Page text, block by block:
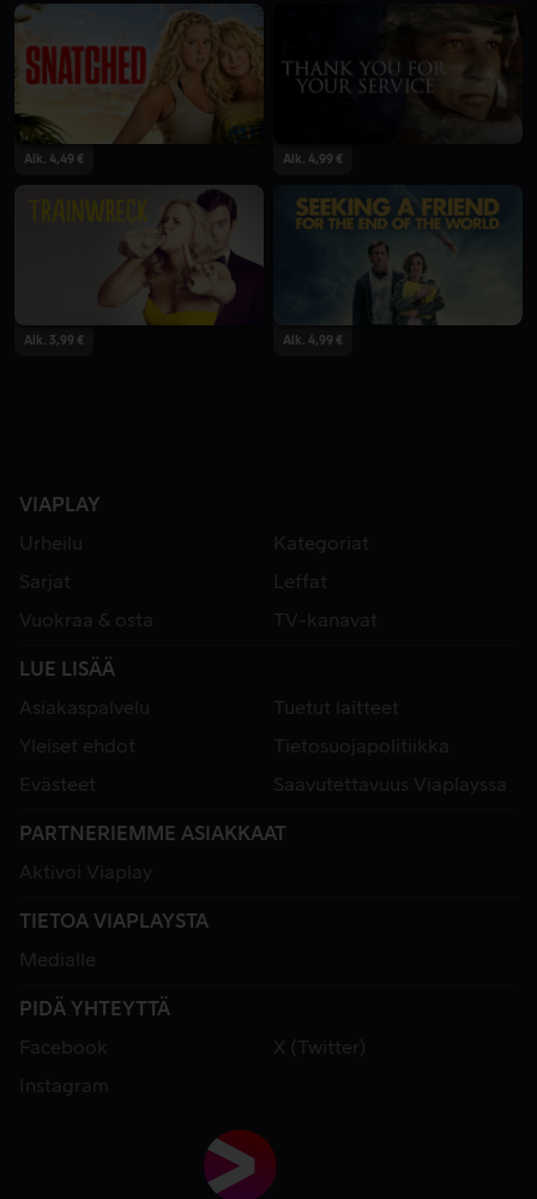
Alk. 4,49 € Alk. 4,99 €
Alk. 3,99 € Alk. 4,99 €
VIAPLAY
Urheilu
Kategoriat
Sarjat
Leffat
Vuokraa & osta
TV-kanavat
LUE LISÄÄ
Asiakaspalvelu
Tuetut laitteet
Yleiset ehdot
Tietosuojapolitiikka
Evästeet
Saavutettavuus Viaplayssa
PARTNERIEMME ASIAKKAAT
Aktivoi Viaplay
TIETOA VIAPLAYSTA
Medialle
PIDÄ YHTEYTTÄ
Facebook
X (Twitter)
Instagram